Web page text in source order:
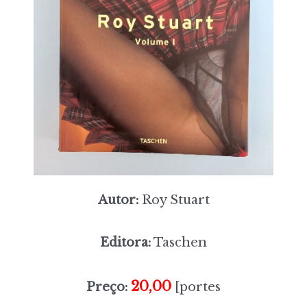
Autor:Roy Stuart
Editora:Taschen
Preço: 20,00 [portes